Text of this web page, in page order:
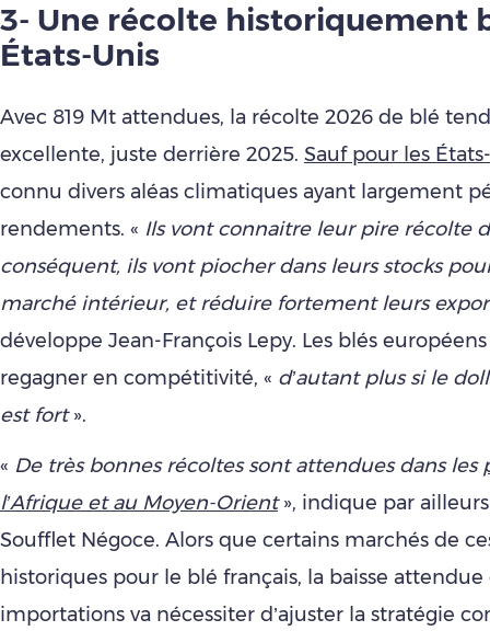
3- Une récolte historiquement
États-Unis
Avec 819 Mt attendues, la récolte 2026 de blé
excellente, juste derrière 2025. Sauf pour les
connu divers aléas climatiques ayant largement
rendements. « Ils vont connaitre leur pire récolte
conséquent, ils vont piocher dans leurs stocks
marché intérieur, et réduire fortement leurs
développe Jean-François Lepy. Les blés
regagner en compétitivité, « d’autant plus si le
est fort».
« De très bonnes récoltes sont attendues dans les
l’Afrique et au Moyen-Orient», indique par
Soufflet Négoce. Alors que certains marchés de
historiques pour le blé français, la baisse attendue
importations va nécessiter d’ajuster la stratégie